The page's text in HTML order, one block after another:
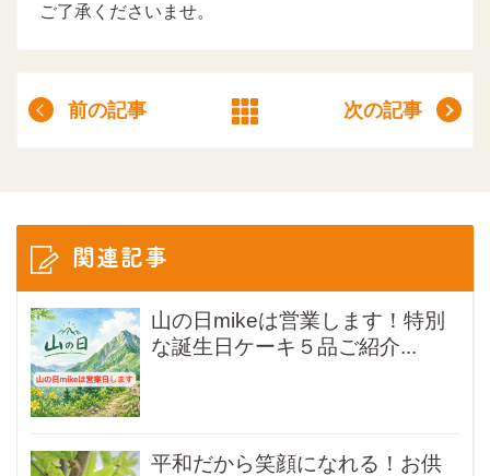
ご了承くださいませ。
前の記事 次の記事
関連記事
山の日mikeは営業します！特別
な誕生日ケーキ５品ご紹介...
平和だから笑顔になれる！お供